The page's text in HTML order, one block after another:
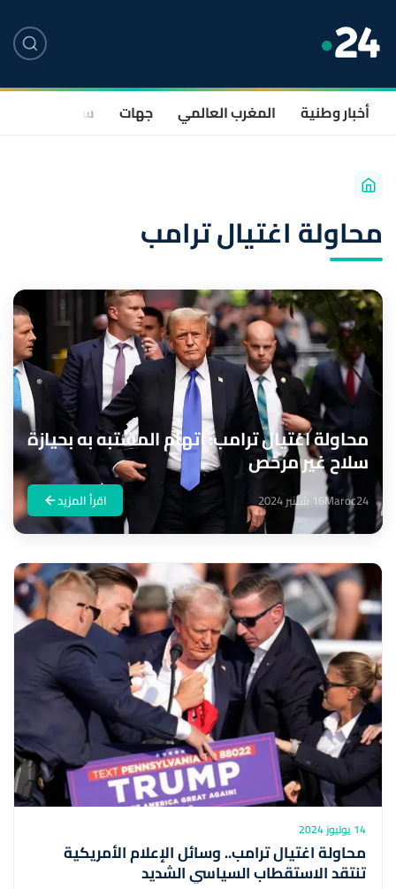
أخبار وطنية المغرب العالمي جهات سياسة
محاولة اغتيال ترامب
محاولة اغتيال ترامب: اتهام المشتبه به بحيازة
سلاح غير مرخص
Maroc2416 شتنبر 2024 اقرأ المزيد
14 يوليوز 2024
محاولة اغتيال ترامب.. وسائل الإعلام الأمريكية
تنتقد الاستقطاب السياسي الشديد